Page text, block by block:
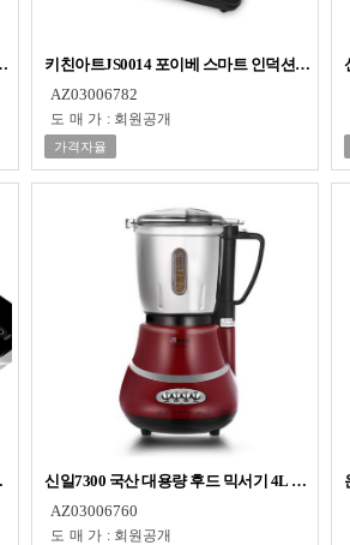
모든용기사용 타이머 포이베
키친아트JS0014 포이베 스마트 인덕션 전자레
AZ03006782
도매가 : 회원공개
가격자율
용 즉시가열 전기레인지
신일7300 국산 대용량 후드 믹서기 4L 스텐 업
AZ03006760
도매가 : 회원공개